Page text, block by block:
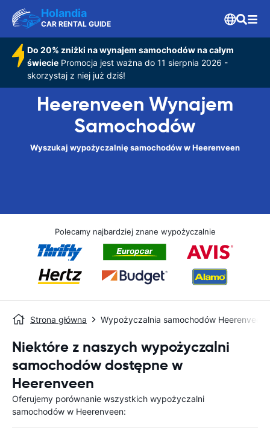
Holandia
CAR RENTAL GUIDE
Do 20% zniżki na wynajem samochodów na całym
świeciePromocja jest ważna do 11 sierpnia 2026 -
skorzystaj z niej już dziś!
Heerenveen Wynajem
Samochodów
Wyszukaj wypożyczalnię samochodów w Heerenveen
Polecamy najbardziej znane wypożyczalnie
Strona główna Wypożyczalnia samochodów Heerenveen
Niektóre z naszych wypożyczalni
samochodów dostępne w
Heerenveen
Oferujemy porównanie wszystkich wypożyczalni
samochodów w Heerenveen: